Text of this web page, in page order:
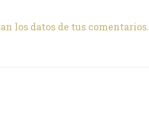
los datos de tus comentarios.